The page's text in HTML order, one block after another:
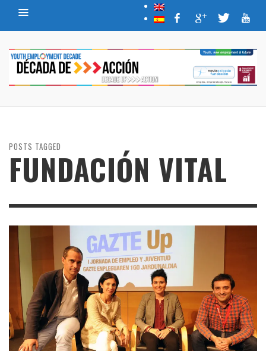
POSTS TAGGED
FUNDACIÓN VITAL